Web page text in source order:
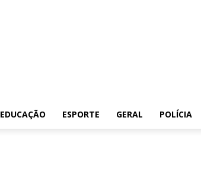
EDUCAÇÃO ESPORTE GERAL POLÍCIA